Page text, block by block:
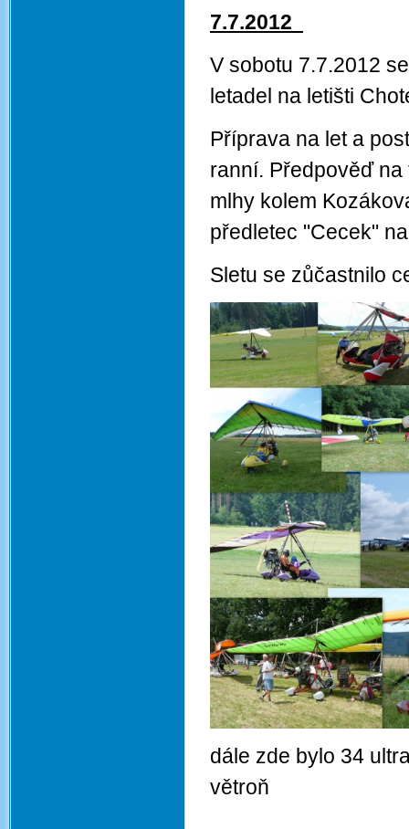
7.7.2012
V sobotu 7.7.2012
letadel na letišti
Příprava na let a
ranní. Předpověď
mlhy kolem
předletec "Cecek"
Sletu se zůčastnilo
dále zde bylo 34
větroň